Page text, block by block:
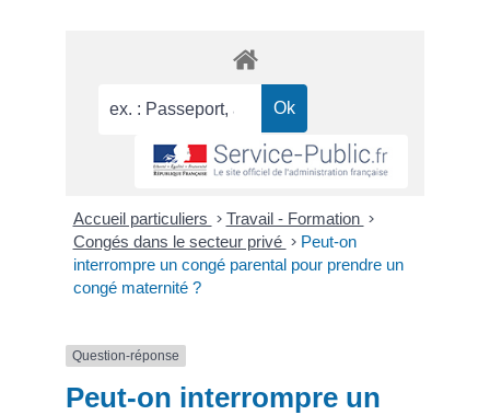
Accueil particuliers > Travail - Formation >
Congés dans le secteur privé > Peut-on
interrompre un congé parental pour prendre un
congé maternité ?
Question-réponse
Peut-on interrompre un